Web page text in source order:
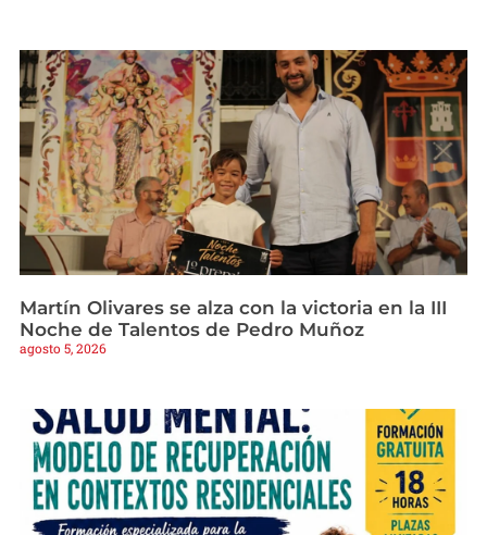
Martín Olivares se alza con la victoria en la III
Noche de Talentos de Pedro Muñoz
agosto 5, 2026